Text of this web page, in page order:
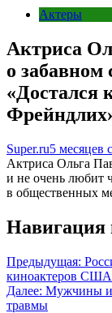
Актеры
Актриса
о забавном
«Достался
Super.ru5 месяцев
Актриса Ольга
и не очень любит
в общественных
Навигация
Предыдущая:
киноактеров США
Далее: Мужчины и
травмы